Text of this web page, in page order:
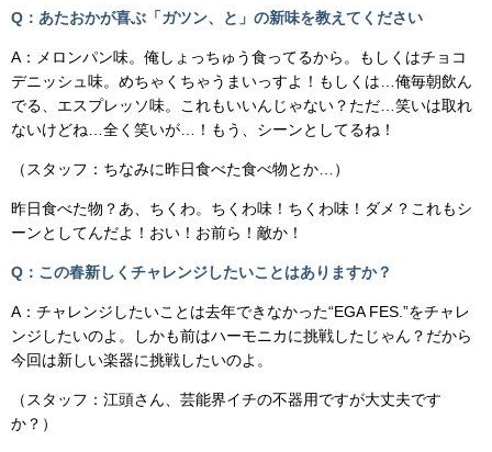
Q：あたおかが喜ぶ「ガツン、と」の新味を教えてください
A：メロンパン味。俺しょっちゅう食ってるから。もしくはチョコ
デニッシュ味。めちゃくちゃうまいっすよ！もしくは…俺毎朝飲ん
でる、エスプレッソ味。これもいいんじゃない？ただ…笑いは取れ
ないけどね…全く笑いが…！もう、シーンとしてるね！
（スタッフ：ちなみに昨日食べた食べ物とか…）
昨日食べた物？あ、ちくわ。ちくわ味！ちくわ味！ダメ？これもシ
ーンとしてんだよ！おい！お前ら！敵か！
Q：この春新しくチャレンジしたいことはありますか？
A：チャレンジしたいことは去年できなかった“EGA FES.”をチャレ
ンジしたいのよ。しかも前はハーモニカに挑戦したじゃん？だから
今回は新しい楽器に挑戦したいのよ。
（スタッフ：江頭さん、芸能界イチの不器用ですが大丈夫です
か？）